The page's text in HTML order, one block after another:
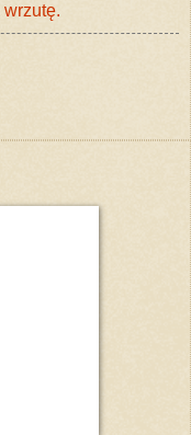
wrzutę.